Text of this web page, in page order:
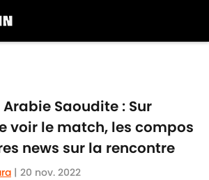
Saoudite : Sur
voir le match, les compos
news sur la rencontre
| 20 nov. 2022